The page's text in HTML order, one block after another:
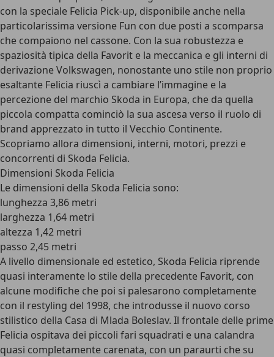
con la speciale Felicia Pick-up, disponibile anche nella
particolarissima versione Fun con due posti a scomparsa
che compaiono nel cassone. Con la sua robustezza e
spaziosità tipica della Favorit e la meccanica e gli interni di
derivazione Volkswagen, nonostante uno stile non proprio
esaltante Felicia riuscì a cambiare l’immagine e la
percezione del marchio Skoda in Europa, che da quella
piccola compatta cominciò la sua ascesa verso il ruolo di
brand apprezzato in tutto il Vecchio Continente.
Scopriamo allora dimensioni, interni, motori, prezzi e
concorrenti di Skoda Felicia.
Dimensioni Skoda Felicia
Le dimensioni della Skoda Felicia sono:
lunghezza 3,86 metri
larghezza 1,64 metri
altezza 1,42 metri
passo 2,45 metri
A livello dimensionale ed estetico, Skoda Felicia riprende
quasi interamente lo stile della precedente Favorit, con
alcune modifiche che poi si palesarono completamente
con il restyling del 1998, che introdusse il nuovo corso
stilistico della Casa di Mlada Boleslav. Il frontale delle prime
Felicia ospitava dei piccoli fari squadrati e una calandra
quasi completamente carenata, con un paraurti che su